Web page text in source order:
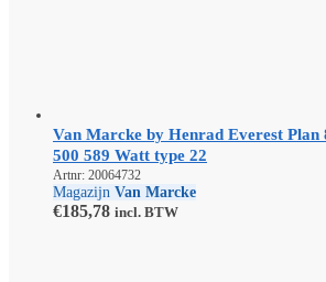
Van Marcke by Henrad Everest Plan
500 589 Watt type 22
Artnr: 20064732
Magazijn Van Marcke
€185,78 incl. BTW